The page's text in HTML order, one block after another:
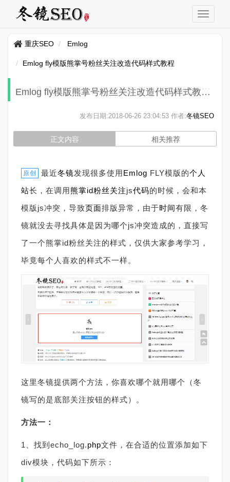
重庆SEO Emlog
Emlog fly模版熊掌号粉丝关注改造代码样式教程
Emlog fly模版熊掌号粉丝关注改造代码样式教程
发布日期:2018-06-26 23:04:53 作者:冬镜SEO
正文内容 相关推荐
原创 最近冬镜发现很多使用Emlog FLY模版的个人
站长，在调用熊掌id粉丝关注js代码的时候，会和本
模版js冲突，导致页面排版异常，由于时间有限，冬
镜就没去寻找具体是因为哪个js冲突造成的，直接写
了一个熊掌id粉丝关注的样式，仅供大家参考学习，
毕竟每个人喜欢的样式不一样。
这里冬镜提供两个方法，你喜欢哪个就用哪个（冬
镜写的是底部关注按钮的样式）。
方法一：
1、找到echo_log.php文件，在合适的位置添加如下
div模块，代码如下所示：